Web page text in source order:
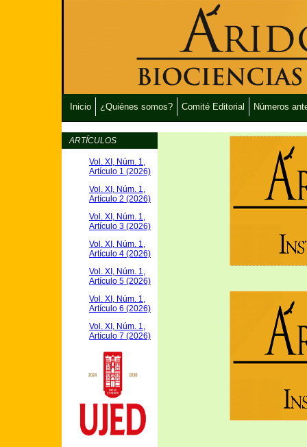
Inicio ¿Quiénes somos? Comité Editorial Números
ARTÍCULOS
Vol. XI, Núm. 1,
Artículo 1 (2026)
Vol. XI, Núm. 1,
Artículo 2 (2026)
Vol. XI, Núm. 1,
Artículo 3 (2026)
Vol. XI, Núm. 1,
Artículo 4 (2026)
Vol. XI, Núm. 1,
Artículo 5 (2026)
Vol. XI, Núm. 1,
Artículo 6 (2026)
Vol. XI, Núm. 1,
Artículo 7 (2026)